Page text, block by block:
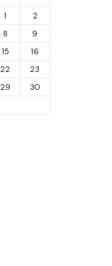
1
2
8
9
15
16
22
23
29
30